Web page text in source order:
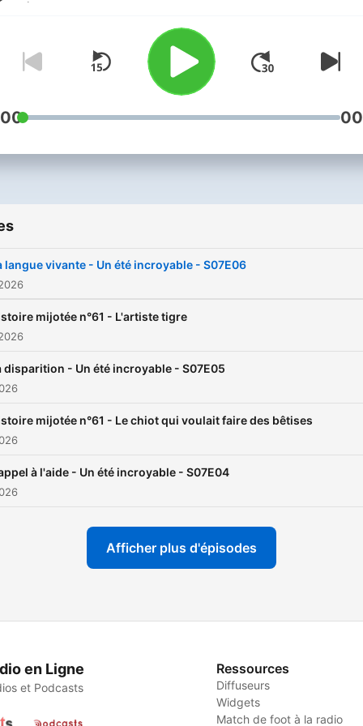
langue vivante - Un été incroyable - S07E06
mijotée n°61 - L'artiste tigre
disparition - Un été incroyable - S07E05
mijotée n°61 - Le chiot qui voulait faire des bêtises
à l'aide - Un été incroyable - S07E04
Afficher plus d'épisodes
en Ligne
et Podcasts
Ressources
Diffuseurs
Widgets
Match de foot à la radio